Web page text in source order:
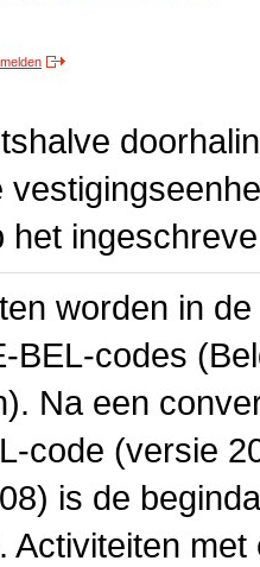
het
worden in
BEL-codes
Na een
code (versie
is de
Activiteiten